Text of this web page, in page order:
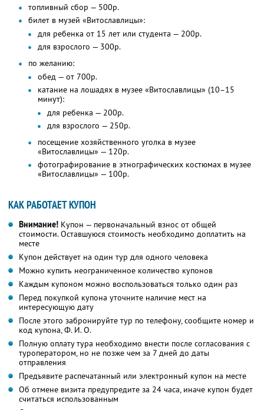
топливный сбор — 500р.
билет в музей «Витославлицы»:
для ребенка от 15 лет или студента — 200р.
для взрослого — 300р.
по желанию:
обед — от 700р.
катание на лошадях в музее «Витославлицы» (10–15
минут):
для ребенка — 200р.
для взрослого — 250р.
посещение хозяйственного уголка в музее
«Витославлицы» — 120р.
фотографирование в этнографических костюмах в музее
«Витославлицы» — 100р.
КАК РАБОТАЕТ КУПОН
Внимание! Купон — первоначальный взнос от общей
стоимости. Оставшуюся стоимость необходимо доплатить на
месте
Купон действует на один тур для одного человека
Можно купить неограниченное количество купонов
Каждым купоном можно воспользоваться только один раз
Перед покупкой купона уточните наличие мест на
интересующую дату
После этого забронируйте тур по телефону, сообщите номер и
код купона,Ф. И. О.
Полную оплату тура необходимо внести после согласования с
туроператором, но не позже чем за 7 дней до даты
отправления
Предъявите распечатанный или электронный купон на месте
Об отмене визита предупредите за 24 часа, иначе купон будет
считаться использованным